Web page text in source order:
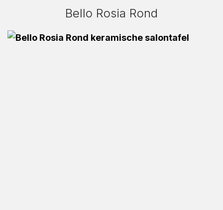
Bello Rosia Rond